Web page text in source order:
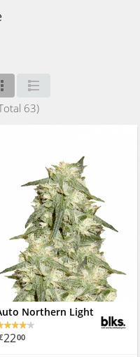
63)
Northern Light
2200